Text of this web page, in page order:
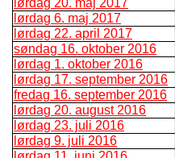
lørdag 6. maj 2017
lørdag 22. april 2017
søndag 16. oktober 2016
lørdag 1. oktober 2016
lørdag 17. september 2016
fredag 16. september 2016
lørdag 20. august 2016
lørdag 23. juli 2016
lørdag 9. juli 2016